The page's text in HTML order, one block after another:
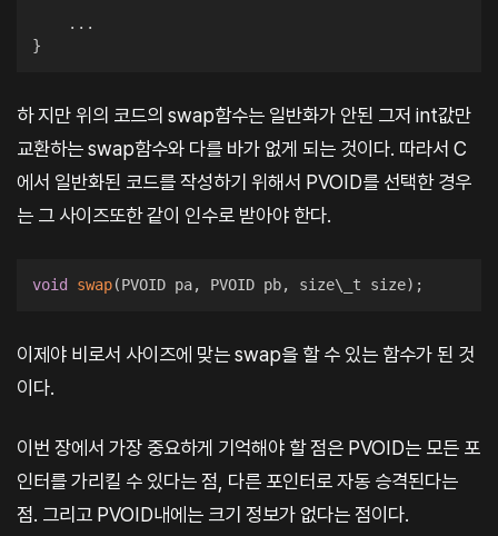
. . .
}
하 지만 위의 코드의 swap함수는 일반화가 안된 그저 int값만
교환하는 swap함수와 다를 바가 없게 되는 것이다. 따라서 C
에서 일반화된 코드를 작성하기 위해서 PVOID를 선택한 경우
는 그 사이즈또한 같이 인수로 받아야 한다.
void swap(PVOID pa, PVOID pb, size\_t size) ;
이제야 비로서 사이즈에 맞는 swap을 할 수 있는 함수가 된 것
이다.
이번 장에서 가장 중요하게 기억해야 할 점은 PVOID는 모든 포
인터를 가리킬 수 있다는 점, 다른 포인터로 자동 승격된다는
점. 그리고 PVOID내에는 크기 정보가 없다는 점이다.